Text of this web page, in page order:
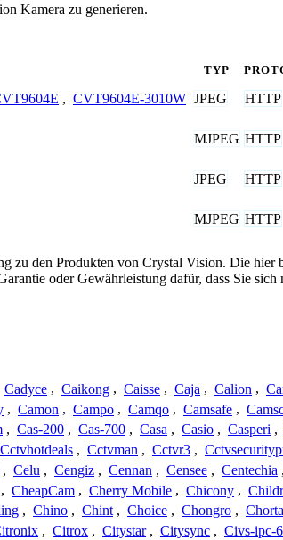
Kamera zu generieren.
TYP
, CVT9604E-3010W JPEG HTTP
MJPEG HTTP
JPEG HTTP
MJPEG HTTP
den Produkten von Crystal Vision. Die
oder Gewährleistung dafür, dass Sie
Cadyce , Caikong , Caisse , Caja , Calion ,
, Camon , Campo , Camqo , Camsafe ,
, Cas-200 , Cas-700 , Casa , Casio , Casperi ,
Cctvhotdeals , Cctvman , Cctvr3 ,
, Celu , Cengiz , Cennan , Censee , Centechia ,
, CheapCam , Cherry Mobile , Chicony ,
, Chino , Chint , Choice , Chongro ,
, Citrox , Citystar , Citysync , Civs-ipc-